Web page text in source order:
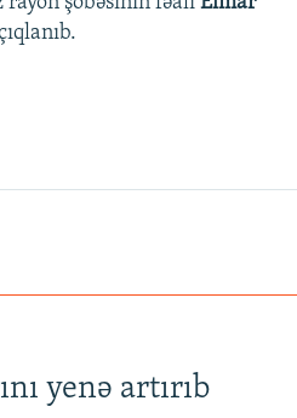
yenə artırıb